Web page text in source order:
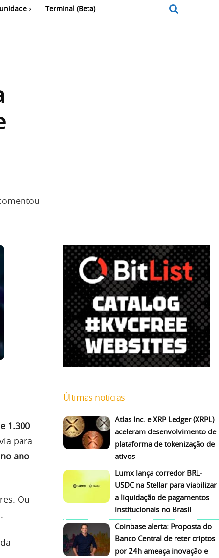
Terminal (Beta)
1.300
para
ano
Ou
Últimas notícias
Atlas Inc. e XRP Ledger (XRPL)
aceleram desenvolvimento de
plataforma de tokenização de
ativos
Lumx lança corredor BRL-
USDC na Stellar para viabilizar
a liquidação de pagamentos
institucionais no Brasil
Coinbase alerta: Proposta do
Banco Central de reter criptos
por 24h ameaça inovação e